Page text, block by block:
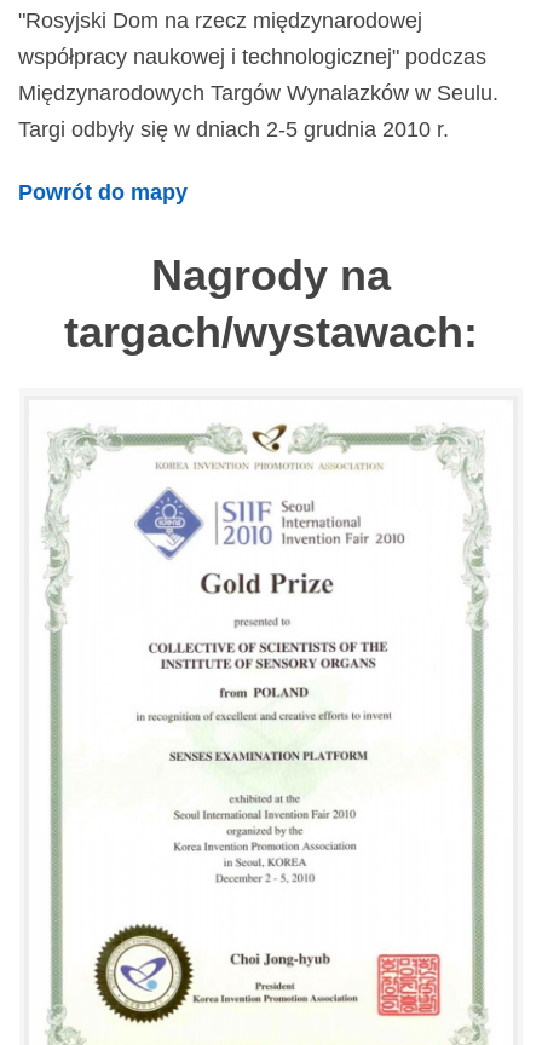
"Rosyjski Dom na rzecz międzynarodowej
współpracy naukowej i technologicznej" podczas
Międzynarodowych Targów Wynalazków w Seulu.
Targi odbyły się w dniach 2-5 grudnia 2010 r.
Powrót do mapy
Nagrody na
targach/wystawach: